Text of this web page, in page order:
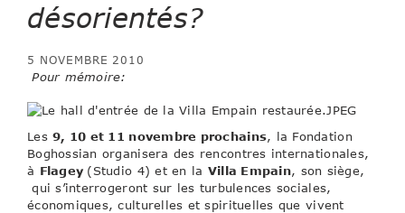
désorientés?
5 NOVEMBRE 2010
Pour mémoire:
Les9, 10 et 11 novembre prochains, la Fondation
Boghossian organisera des rencontres internationales,
à Flagey (Studio 4) et en la Villa Empain, son siège,
qui s’interrogeront sur les turbulences sociales,
économiques, culturelles et spirituelles que vivent